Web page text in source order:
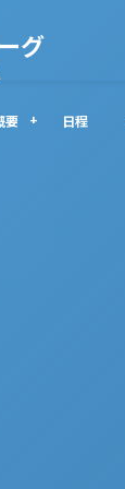
グ
要 日程